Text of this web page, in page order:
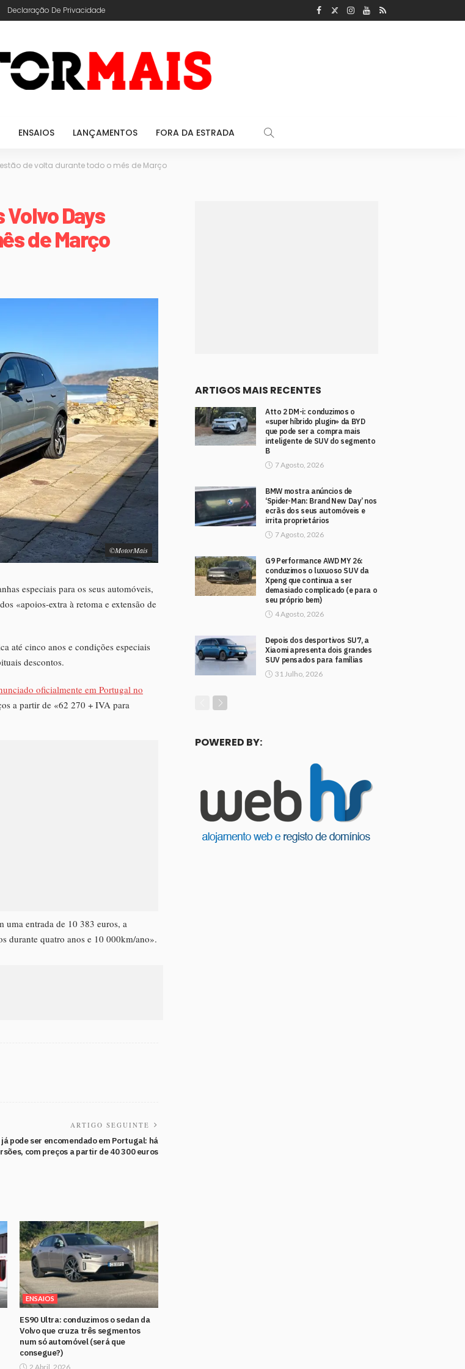
Declaração De Privacidade
ENSAIOS LANÇAMENTOS FORA DA ESTRADA
de volta durante todo o mês de Março
Volvo Days
de Março
©MotorMais
especiais para os seus automóveis,
«apoios-extra à retoma e extensão de
até cinco anos e condições especiais
descontos.
oficialmente em Portugal no
a partir de «62 270 + IVA para
uma entrada de 10 383 euros, a
durante quatro anos e 10 000km/ano».
ARTIGO SEGUINTE
pode ser encomendado em Portugal: há
com preços a partir de 40 300 euros
ENSAIOS
ES90 Ultra: conduzimos o sedan da
Volvo que cruza três segmentos
num só automóvel (será que
consegue?)
2 Abril, 2026
ARTIGOS MAIS RECENTES
Atto 2 DM-i: conduzimos o
«super híbrido plugin» da BYD
que pode ser a compra mais
inteligente de SUV do segmento
B
7 Agosto, 2026
BMW mostra anúncios de
‘Spider-Man: Brand New Day’ nos
ecrãs dos seus automóveis e
irrita proprietários
7 Agosto, 2026
G9 Performance AWD MY 26:
conduzimos o luxuoso SUV da
Xpeng que continua a ser
demasiado complicado (e para o
seu próprio bem)
4 Agosto, 2026
Depois dos desportivos SU7, a
Xiaomi apresenta dois grandes
SUV pensados para famílias
31 Julho, 2026
POWERED BY: